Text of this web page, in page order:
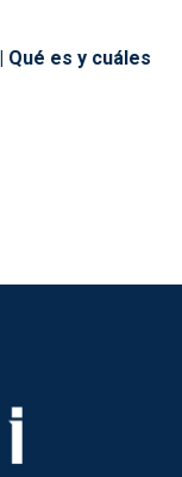
es y cuáles